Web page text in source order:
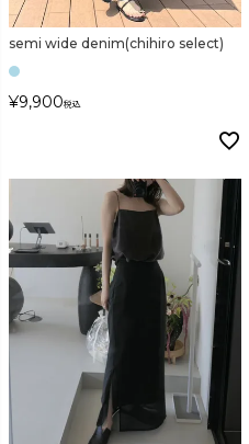
semi wide denim(chihiro select)
¥9,900税込